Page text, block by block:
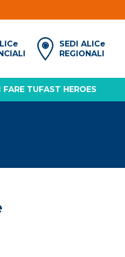
e
SEDI ALICe
REGIONALI
FARE TUFAST HEROES